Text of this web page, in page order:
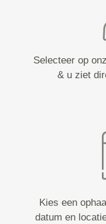
Selecteer op
& u ziet
Kies een
datum en